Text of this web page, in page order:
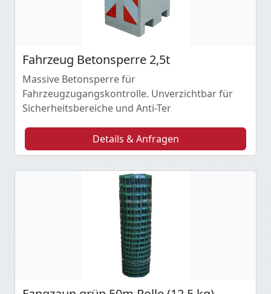
Fahrzeug Betonsperre 2,5t
Massive Betonsperre für
Fahrzeugzugangskontrolle. Unverzichtbar für
Sicherheitsbereiche und Anti-Ter
Details & Anfragen